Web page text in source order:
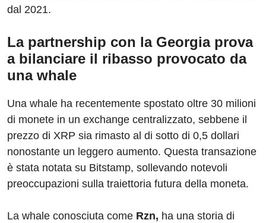
dal 2021.
La partnership con la Georgia prova
a bilanciare il ribasso provocato da
una whale
Una whale ha recentemente spostato oltre 30 milioni
di monete in un exchange centralizzato, sebbene il
prezzo di XRP sia rimasto al di sotto di 0,5 dollari
nonostante un leggero aumento. Questa transazione
è stata notata su Bitstamp, sollevando notevoli
preoccupazioni sulla traiettoria futura della moneta.
La whale conosciuta come Rzn, ha una storia di